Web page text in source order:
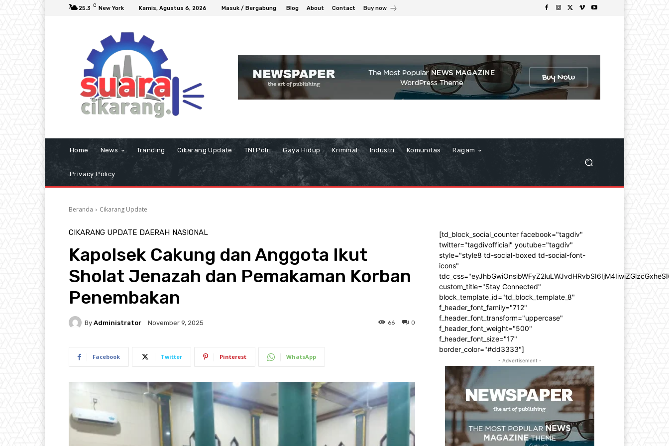
25.3 C New York Kamis, Agustus 6, 2026 Masuk / Bergabung Blog About Contact Buy now
Home News Tranding Cikarang Update TNI Polri Gaya Hidup Kriminal Industri Komunitas Ragam
Privacy Policy
Beranda Cikarang Update
CIKARANG UPDATE DAERAH NASIONAL
Kapolsek Cakung dan Anggota Ikut
Sholat Jenazah dan Pemakaman Korban
Penembakan
By Administrator November 9, 2025 0
66
Facebook Twitter Pinterest WhatsApp
[td_block_social_counter facebook="tagdiv"
twitter="tagdivofficial" youtube="tagdiv"
style="style8 td-social-boxed td-social-font-
icons"
custom_title="Stay Connected"
block_template_id="td_block_template_8"
f_header_font_family="712"
f_header_font_transform="uppercase"
f_header_font_weight="500"
f_header_font_size="17"
border_color="#dd3333"]
- Advertisement -